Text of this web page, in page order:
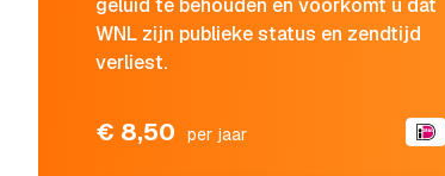
geluid te behouden en voorkomt u dat
WNL zijn publieke status en zendtijd
verliest.
€ 8,50 per jaar